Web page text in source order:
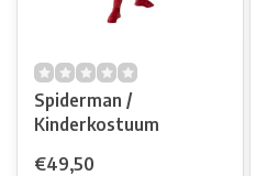
Spiderman /
Kinderkostuum
€49,50